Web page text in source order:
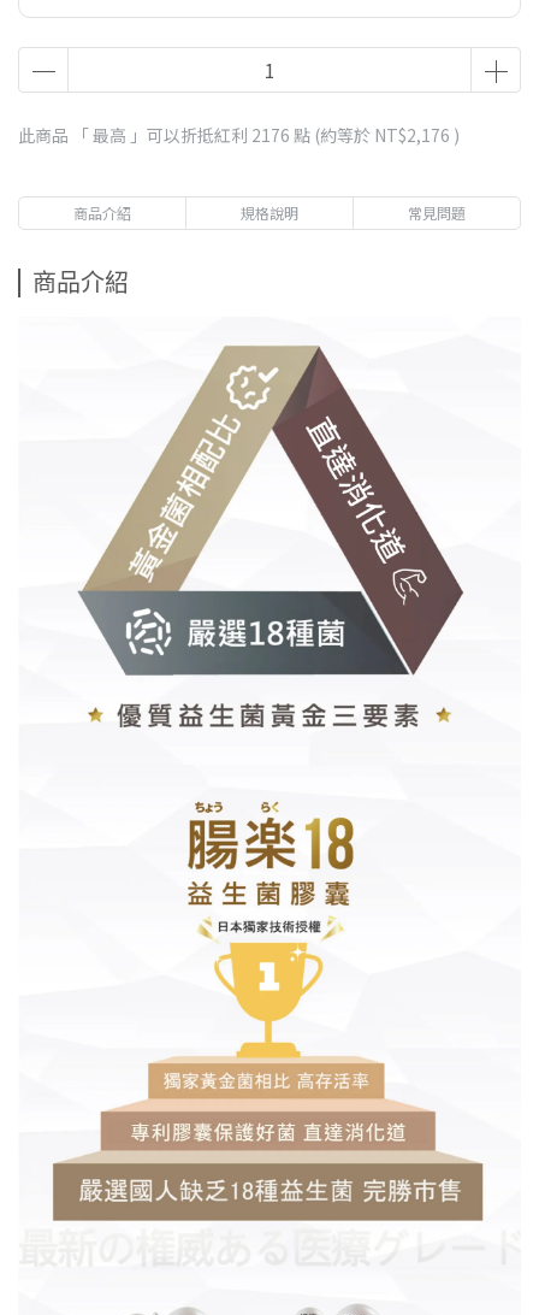
此商品 「 最高 」可以折抵紅利 2176 點 (約等於 NT$2,176 )
商品介紹 規格說明 常見問題
商品介紹